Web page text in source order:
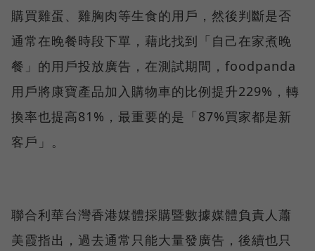
購買雞蛋、雞胸肉等生食的用戶，然後判斷是否
通常在晚餐時段下單，藉此找到「自己在家煮晚
餐」的用戶投放廣告，在測試期間，foodpanda
用戶將康寶產品加入購物車的比例提升229%，轉
換率也提高81%，最重要的是「87%買家都是新
客戶」。
聯合利華台灣香港媒體採購暨數據媒體負責人蕭
美霞指出，過去通常只能大量發廣告，後續也只